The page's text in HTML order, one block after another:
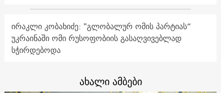
ირაკლი კობახიძე: "გლობალურ ომის პარტიას“
უკრაინაში ომი რუსოფობიის გასაღვივებლად
სჭირდებოდა
ახალი ამბები